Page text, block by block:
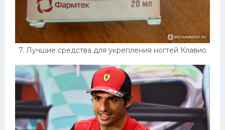
7. Лучшие средства для укрепления ногтей Клавио